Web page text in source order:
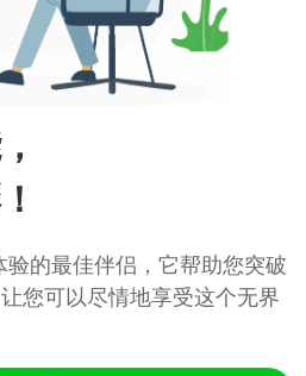
的最佳伴侣，它帮助您突破
您可以尽情地享受这个无界